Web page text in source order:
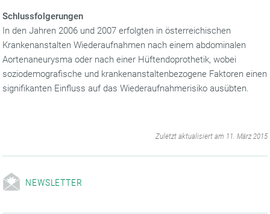
Schlussfolgerungen
In den Jahren 2006 und 2007 erfolgten in österreichischen
Krankenanstalten Wiederaufnahmen nach einem abdominalen
Aortenaneurysma oder nach einer Hüftendoprothetik, wobei
soziodemografische und krankenanstaltenbezogene Faktoren einen
signifikanten Einfluss auf das Wiederaufnahmerisiko ausübten.
Zuletzt aktualisiert am 11. März 2015
NEWSLETTER